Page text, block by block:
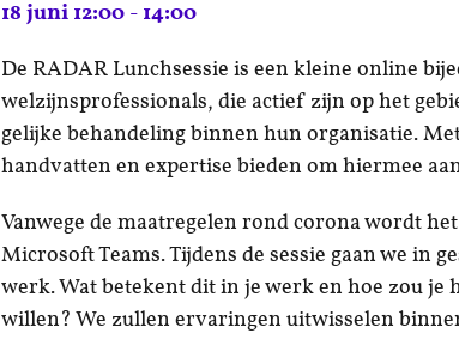
18 juni 12:00 - 14:00
De RADAR Lunchsessie is een kleine online
welzijnsprofessionals, die actief zijn op het
gelijke behandeling binnen hun organisatie.
handvatten en expertise bieden om hiermee
Vanwege de maatregelen rond corona wordt
Microsoft Teams. Tijdens de sessie gaan we in
werk. Wat betekent dit in je werk en hoe zou je
willen? We zullen ervaringen uitwisselen